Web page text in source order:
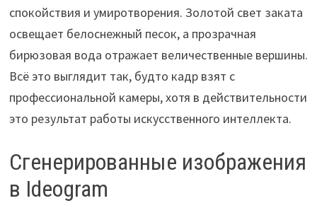
спокойствия и умиротворения. Золотой свет заката
освещает белоснежный песок, а прозрачная
бирюзовая вода отражает величественные вершины.
Всё это выглядит так, будто кадр взят с
профессиональной камеры, хотя в действительности
это результат работы искусственного интеллекта.
Сгенерированные изображения
в Ideogram